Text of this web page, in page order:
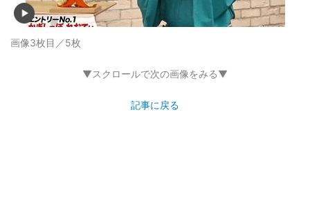
画像3枚目／5枚
▼スクロールで次の画像をみる▼
記事に戻る